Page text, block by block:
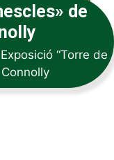
de
Exposició “Torre de